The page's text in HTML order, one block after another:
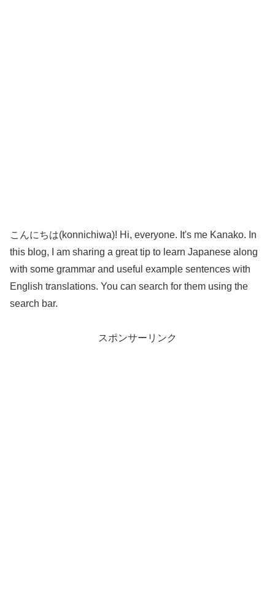
こんにちは(konnichiwa)! Hi, everyone. It's me Kanako. In
this blog, I am sharing a great tip to learn Japanese along
with some grammar and useful example sentences with
English translations. You can search for them using the
search bar.
スポンサーリンク